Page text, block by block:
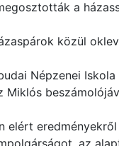
a
közül
Népzenei
Miklós
elért
az